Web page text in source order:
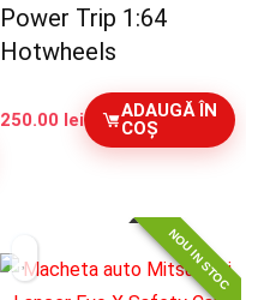
Power Trip 1:64
Hotwheels
250.00 lei
ADAUGĂ ÎN
COȘ
NOU IN STOC